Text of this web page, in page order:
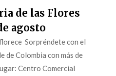
de las Flores
agosto
Sorpréndete con el
de Colombia con más de
Centro Comercial